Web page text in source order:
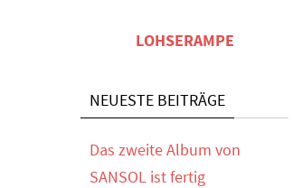
LOHSERAMPE
NEUESTE BEITRÄGE
Das zweite Album von
SANSOL ist fertig